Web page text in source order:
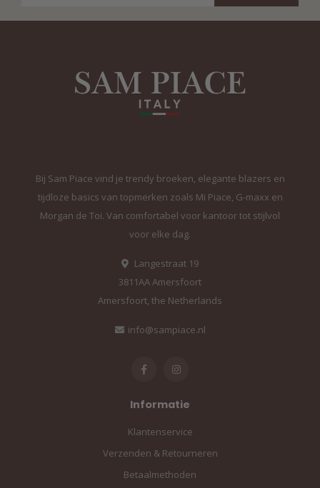
Bij Sam Piace vind je trendy broeken, elegante blazers en
tijdloze basics van topmerken zoals Mi Piace, G-maxx en
Morgan de Toi. Van comfortabel voor kantoor tot stijlvol
voor elke dag.
Langestraat 19
3811AA Amersfoort
Amersfoort, the Netherlands
info@sampiace.nl
Informatie
Klantenservice
Verzenden & Retourneren
Betaalmethoden